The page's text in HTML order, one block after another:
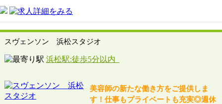
スヴェンソン 浜松スタジオ
浜松駅:徒歩5分以内
美容師の新たな働き方をご提供しま
す！仕事もプライベートも充実◎週休